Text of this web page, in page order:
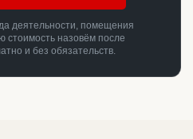
деятельности, помещения
стоимость назовём после
и без обязательств.